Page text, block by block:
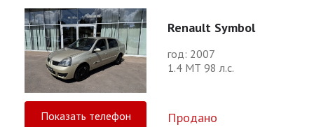
Renault Symbol
год: 2007
1.4 МТ 98 л.с.
Показать телефон Продано